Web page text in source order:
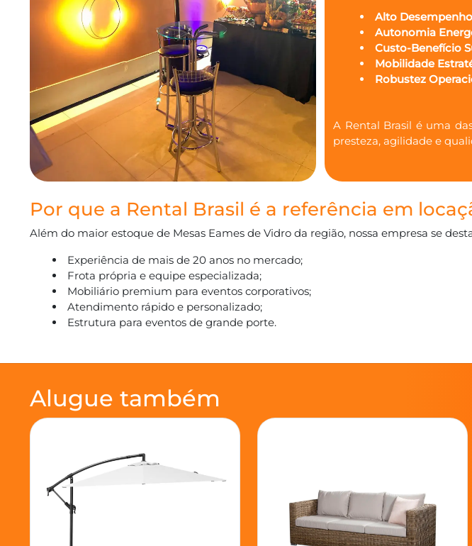
Alto
Autonomia
Custo-Benefício
Mobilidade
Robustez
A Rental Brasil é uma
presteza, agilidade e
Por que a Rental Brasil é a referência em
Além do maior estoque de Mesas Eames de Vidro da região, nossa empresa se
Experiência de mais de 20 anos no mercado;
Frota própria e equipe especializada;
Mobiliário premium para eventos corporativos;
Atendimento rápido e personalizado;
Estrutura para eventos de grande porte.
Alugue também